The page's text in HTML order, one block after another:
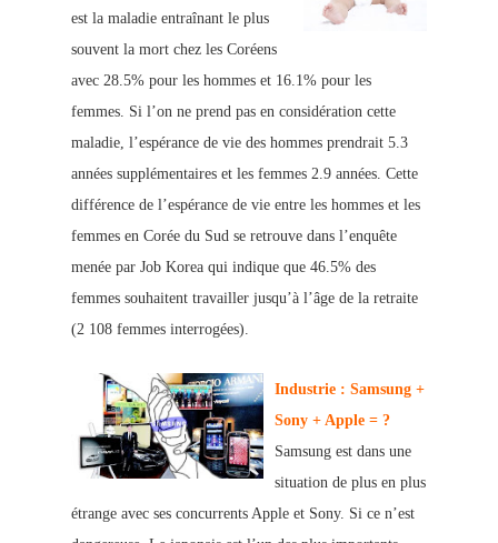
est la maladie entraînant le plus
souvent la mort chez les Coréens
avec 28.5% pour les hommes et 16.1% pour les
femmes. Si l’on ne prend pas en considération cette
maladie, l’espérance de vie des hommes prendrait 5.3
années supplémentaires et les femmes 2.9 années. Cette
différence de l’espérance de vie entre les hommes et les
femmes en Corée du Sud se retrouve dans l’enquête
menée par Job Korea qui indique que 46.5% des
femmes souhaitent travailler jusqu’à l’âge de la retraite
(2 108 femmes interrogées).
Industrie : Samsung +
Sony + Apple = ?
Samsung est dans une
situation de plus en plus
étrange avec ses concurrents Apple et Sony. Si ce n’est